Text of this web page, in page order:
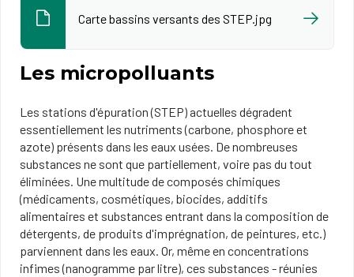
Carte bassins versants des STEP.jpg
Les micropolluants
Les stations d'épuration (STEP) actuelles dégradent
essentiellement les nutriments (carbone, phosphore et
azote) présents dans les eaux usées. De nombreuses
substances ne sont que partiellement, voire pas du tout
éliminées. Une multitude de composés chimiques
(médicaments, cosmétiques, biocides, additifs
alimentaires et substances entrant dans la composition de
détergents, de produits d'imprégnation, de peintures, etc.)
parviennent dans les eaux. Or, même en concentrations
infimes (nanogramme par litre), ces substances - réunies